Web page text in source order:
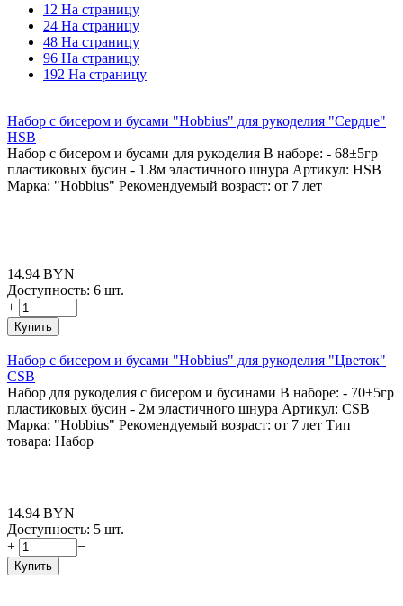
12 На страницу
24 На страницу
48 На страницу
96 На страницу
192 На страницу
Набор с бисером и бусами "Hobbius" для рукоделия "Сердце"
HSB
Набор с бисером и бусами для рукоделия В наборе: - 68±5гр
пластиковых бусин - 1.8м эластичного шнура Артикул: HSB
Марка: "Hobbius" Рекомендуемый возраст: от 7 лет
14.94 BYN
Доступность: 6 шт.
+
−
Купить
Набор с бисером и бусами "Hobbius" для рукоделия "Цветок"
CSB
Набор для рукоделия с бисером и бусинами В наборе: - 70±5гр
пластиковых бусин - 2м эластичного шнура Артикул: CSB
Марка: "Hobbius" Рекомендуемый возраст: от 7 лет Тип
товара: Набор
14.94 BYN
Доступность: 5 шт.
+
−
Купить